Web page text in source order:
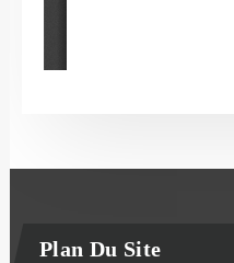
Plan Du Site